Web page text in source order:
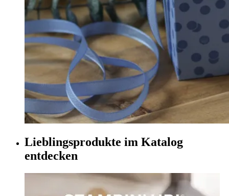
Lieblingsprodukte im Katalog
entdecken